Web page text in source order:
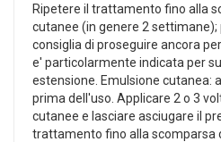
Ripetere il trattamento fino alla
cutanee (in genere 2 settimane);
consiglia di proseguire ancora
e' particolarmente indicata per
estensione. Emulsione cutanea:
prima dell'uso. Applicare 2 o 3
cutanee e lasciare asciugare il
trattamento fino alla scomparsa